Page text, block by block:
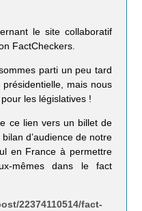
le site collaboratif
FactCheckers.
parti un peu tard
mais nous
les législatives !
ce lien vers un billet de
d’audience de notre
en France à permettre
mêmes dans le fact
22374110514/fact-